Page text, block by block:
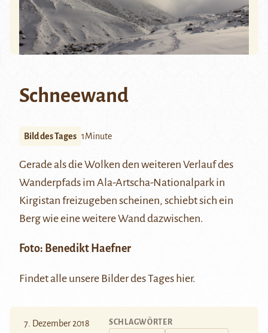
Schneewand
Bild des Tages 1Minute
Gerade als die Wolken den weiteren Verlauf des
Wanderpfads im Ala-Artscha-Nationalpark in
Kirgistan freizugeben scheinen, schiebt sich ein
Berg wie eine weitere Wand dazwischen.
Foto: Benedikt Haefner
Findet alle unsere Bilder des Tages hier.
7. Dezember 2018 SCHLAGWÖRTER